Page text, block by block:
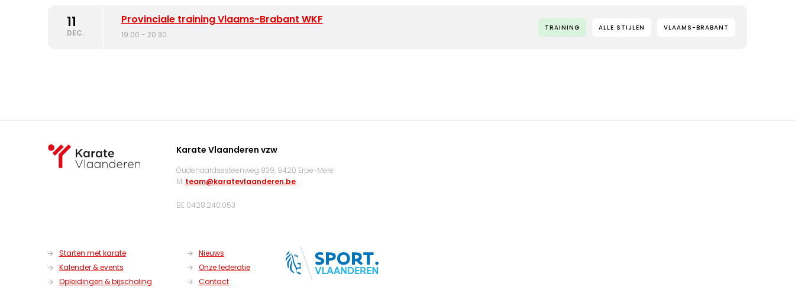
11
DEC.
Provinciale training Vlaams-Brabant WKF
19:00 - 20:30
TRAINING ALLE STIJLEN VLAAMS-BRABANT
Karate Vlaanderen vzw
Oudenaardsesteenweg 839, 9420 Erpe-Mere
M: team@karatevlaanderen.be
BE 0428.240.053
Starten met karate
Kalender & events
Opleidingen & bijscholing
Nieuws
Onze federatie
Contact